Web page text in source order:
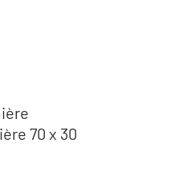
70 x 30